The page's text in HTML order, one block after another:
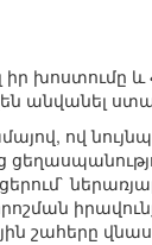
իր խոստումը
անվանել
ով
շահերը